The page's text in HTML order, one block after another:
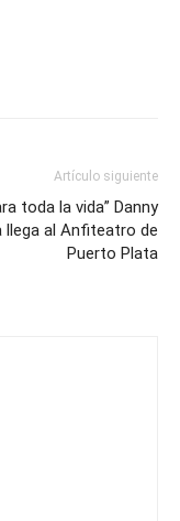
Artículo siguiente
toda la vida” Danny
llega al Anfiteatro de
Puerto Plata